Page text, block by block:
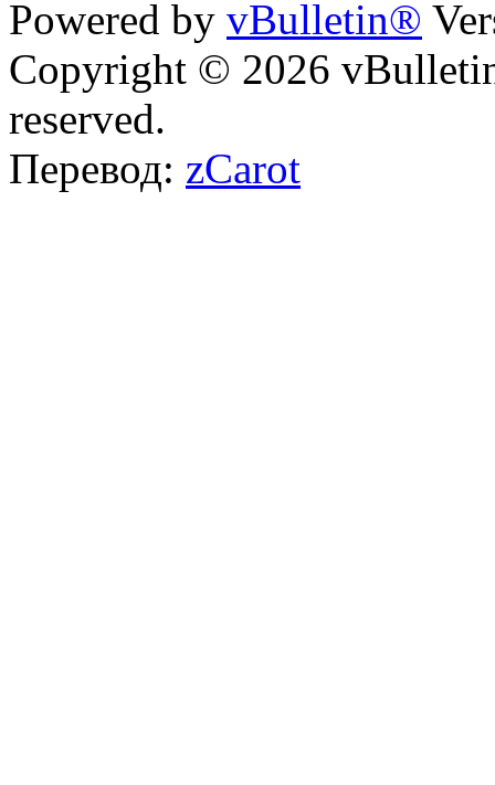
Powered by vBulletin®
Copyright © 2026
reserved.
Перевод: zCarot